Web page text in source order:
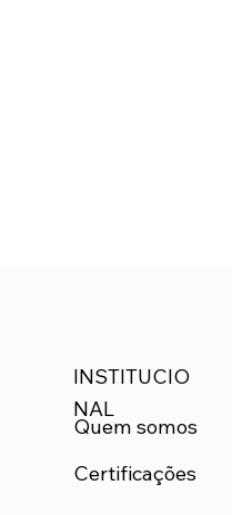
INSTITUCIO
NAL
Quem somos
Certificações